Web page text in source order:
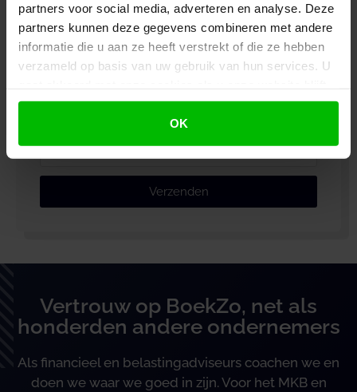
partners voor social media, adverteren en analyse. Deze
partners kunnen deze gegevens combineren met andere
informatie die u aan ze heeft verstrekt of die ze hebben
verzameld op basis van uw gebruik van hun services. U
gebruiken.
OK
Wil je dat wij contact opnemen?Laat je
gegevens achter en wij bellen je terug!
Verzenden
Vertrouw op BoekZo, net als
honderden andere ondernemers
Als financieel en belastingadviseurs coachen we en
doen we waar we goed in zijn. Voor het MKB en